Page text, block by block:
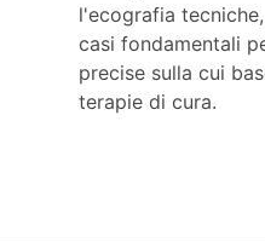
l'ecografia
casi fondamentali
precise sulla cui
terapie di cura.